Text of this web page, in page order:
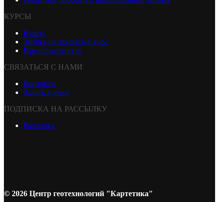
КУРСЫ
Курсы
Запись на закрытый курс
Предложить курс
СВЯЗАТЬСЯ С НАМИ
Контакты
Задать вопрос
ПОДПИСКА НА РАССЫЛКУ
Рассылка
© 2026 Центр геотехнологий "Картетика"